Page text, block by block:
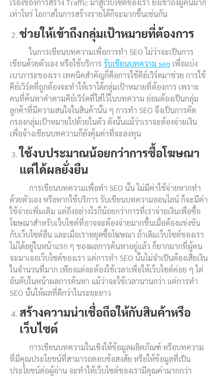
เรื่องของการสร้าง Traffic มาสู่เว็บไซต์ของเรา ยิ่งเข้าถึงผู้คนมาก
เท่าไหร่ โอกาสในการสร้างรายได้ก็จะมากขึ้นเช่นกัน
ช่วยให้เข้าถึงกลุ่มเป้าหมายที่ต้องการ
ในการเขียนบทความเพื่อการทำ SEO ไม่ว่าจะเป็นการ
เขียนด้วยตัวเอง หรือใช้บริการ รับเขียนบทความ seo เพื่อแบ่ง
เบาภาระของเรา เทคนิคสำคัญก็คือการใช้คีย์เวิร์ดมาช่วย การใช้
คีย์เวิร์ดที่ถูกต้องจะทำให้เราได้กลุ่มเป้าหมายที่ต้องการ เพราะ
คนที่ค้นหาคำตามคีย์เวิร์ดที่ใส่ไว้ในบทความ ย่อมต้องเป็นกลุ่ม
ลูกค้าที่มีความสนใจในสินค้านั้น ๆ การทำ SEO จึงเป็นการคัด
กรองกลุ่มเป้าหมายไปด้วยในตัว ดังนั้นแม้ว่าเราจะต้องจ่ายเงิน
เพื่อจ้างเขียนบทความก็ยังคุ้มค่าที่จะลงทุน
ใช้งบประมาณน้อยกว่าการซื้อโฆษณา
แต่ได้ผลยั่งยืน
การเขียนบทความเพื่อทำ SEO นั้น ไม่มีค่าใช้จ่ายหากทำ
ด้วยตัวเอง หรือหากใช้บริการ รับเขียนบทความออนไลน์ ก็จะมีค่า
ใช้จ่ายเพิ่มเติม แต่ถึงอย่างไรก็น้อยกว่าการที่เราจ่ายเงินเพื่อซื้อ
โฆษณาสำหรับเว็บไซต์ที่อาจจะต้องจ่ายมากขึ้นเมื่อต้องแข่งขัน
กับเว็บไซต์อื่น และเมื่อเราหยุดซื้อโฆษณา ถ้าเดิมเว็บไซต์ของเรา
ไม่ได้อยู่ในหน้าแรก ๆ ของผลการค้นหาอยู่แล้ว ก็ยากมากที่ผู้คน
จะมาเจอเว็บไซต์ของเรา แต่การทำ SEO นั้นไม่จำเป็นต้องเสียเงิน
ในจำนวนที่มาก เพียงแต่จะต้องใช้เวลาเพื่อให้เว็บไซต์ค่อย ๆ ไต่
อันดับในหน้าผลการค้นหา แม้ว่าจะใช้เวลานานกว่า แต่การทำ
SEO นั้นให้ผลที่ดีกว่าในระยะยาว
สร้างความน่าเชื่อถือให้กับสินค้าหรือ
เว็บไซต์
การเขียนบทความในเชิงให้ข้อมูลผลิตภัณฑ์ หรือบทความ
ที่มีคุณประโยชน์ที่สามารถตอบข้อสงสัย หรือให้ข้อมูลที่เป็น
ประโยชน์ต่อผู้อ่าน จะทำให้เว็บไซต์ของเรามีคุณค่ามากกว่า